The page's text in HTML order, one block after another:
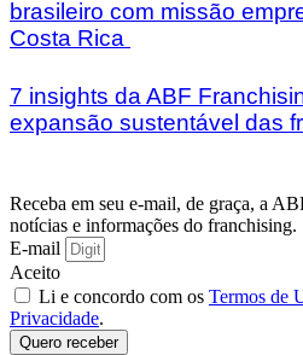
brasileiro com missão
Costa Rica
7 insights da ABF
expansão sustentável das
Receba em seu e-mail, de graça, a
notícias e informações do franchising.
E-mail
Aceito
Li e concordo com os Termos de
Privacidade.
Quero receber